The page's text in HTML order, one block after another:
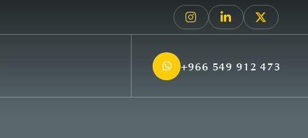
+966 549 912 473